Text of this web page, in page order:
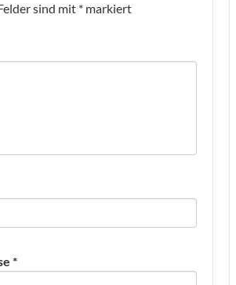
sind mit * markiert
*